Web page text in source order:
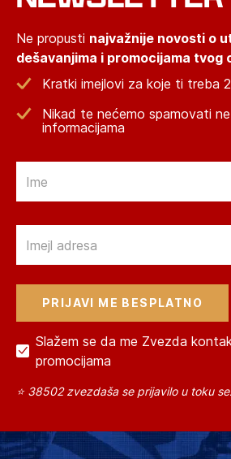
Ne propusti najvažnije novosti o
dešavanjima i promocijama tvog
Kratki imejlovi za koje ti treba
Nikad te nećemo spamovati
informacijama
Slažem se da me Zvezda
promocijama
⭐ 38502 zvezdaša se prijavilo u toku